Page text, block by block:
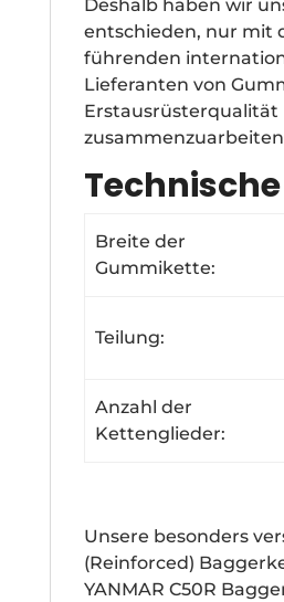
Deshalb haben wir
entschieden, nur mit
führenden
Lieferanten von
Erstausrüsterqualität
Breite der
Gummikette:
Teilung:
Anzahl der
Kettenglieder:
Unsere besonders
(Reinforced)
YANMAR C50R